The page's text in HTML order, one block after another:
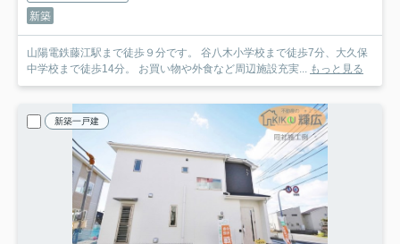
新築
山陽電鉄藤江駅まで徒歩９分です。 谷八木小学校まで徒歩7分、大久保
中学校まで徒歩14分。 お買い物や外食など周辺施設充実...
もっと見る
新築一戸建